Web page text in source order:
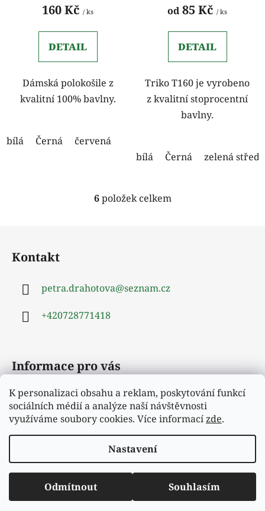
K personalizaci obsahu a reklam, poskytování funkcí
sociálních médií a analýze naší návštěvnosti
využíváme soubory cookies. Více informacízde.
Nastavení
Odmítnout Souhlasím
160 Kč / ks
DETAIL
Dámská polokošile z
kvalitní 100% bavlny.
bílá Černá červená
od85 Kč / ks
DETAIL
Triko T160 je vyrobeno
z kvalitní stoprocentní
bavlny.
bílá Černá zelená
O
í
v
ý
p
i
s
u
6položek celkem
Kontakt
petra.drahotova@seznam.cz
+420728771418
Informace pro vás
Obchodní podmínky
Podmínky ochrany osobních údajů
Moje objednávka
Vytvořil Shoptet
Copyright 2026Hejrup
. Všechna práva vyhrazena.
Upravit nastavení cookies